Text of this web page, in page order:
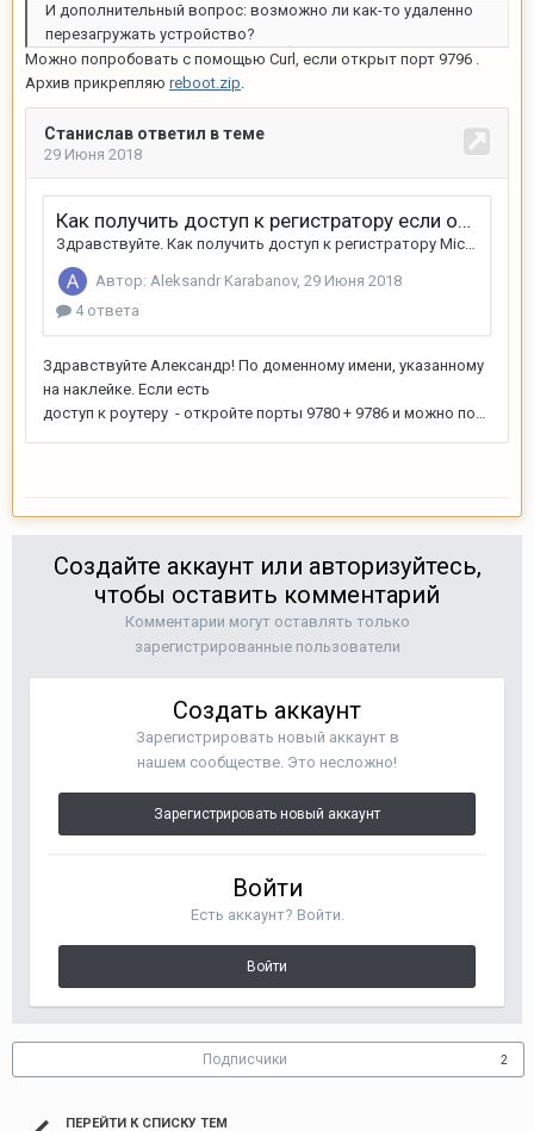
И дополнительный вопрос: возможно ли как-то удаленно
перезагружать устройство?
Можно попробовать с помощью Curl, если открыт порт 9796 .
Архив прикрепляю reboot.zip.
Создайте аккаунт или авторизуйтесь,
чтобы оставить комментарий
Комментарии могут оставлять только
зарегистрированные пользователи
Создать аккаунт
Зарегистрировать новый аккаунт в
нашем сообществе. Это несложно!
Зарегистрировать новый аккаунт
Войти
Есть аккаунт? Войти.
Войти
Подписчики 2
ПЕРЕЙТИ К СПИСКУ ТЕМ